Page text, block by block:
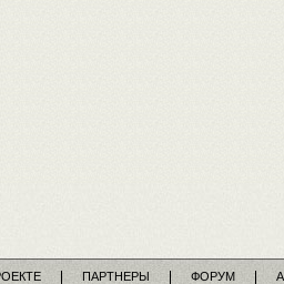
ПАРТНЕРЫ ФОРУМ